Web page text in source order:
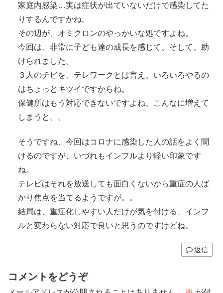
家庭内感染…実は症状が出ていないだけで感染してた
りするんですかね。
その辺が、オミクロンのやっかいな処ですよね。
今回は、非常に子ども達の成長を感じて、そして、助
けられました。
３人のチビを、テレワークとは言え、いろいろやるの
はちょっとキツイですからね。
保健所はもう対応できないですよね、こんなに増えて
しまうと。。
そうですね、今回はコロナに感染した人の話をよく聞
けるのですが、いづれもインフルより軽い印象です
ね。
テレビはそれを放送しても面白くないから重症の人ば
かり焦点を当てるようですが。。
結局は、重症化しやすい人だけが気を付ける、インフ
ルと変わらない対応で良いと思うのですけどね。
返信
コメントをどうぞ